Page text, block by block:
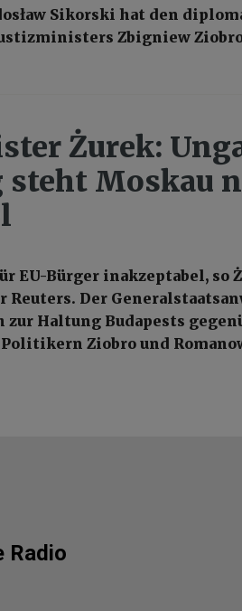
Sikorski hat den
Zbigniew
Żurek:
steht Moskau
EU-Bürger inakzeptabel, so
Der
Haltung Budapests
Ziobro und
Radio